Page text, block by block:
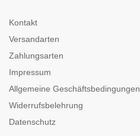
Kontakt
Versandarten
Zahlungsarten
Impressum
Allgemeine Geschäftsbedingungen
Widerrufsbelehrung
Datenschutz